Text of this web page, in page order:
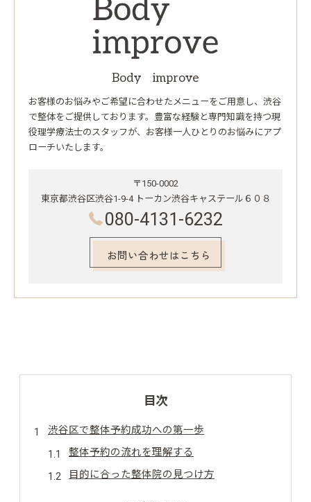
Body improve
お客様のお悩みやご希望に合わせたメニューをご用意し、渋谷
で整体をご提供しております。豊富な経験と専門知識を持つ現
役理学療法士のスタッフが、お客様一人ひとりのお悩みにアプ
ローチいたします。
〒150-0002
東京都渋谷区渋谷1-9-4 トーカン渋谷キャステール６０８
080-4131-6232
お問い合わせはこちら
目次
渋谷区で整体予約成功への第一歩
整体予約の流れを理解する
目的に合った整体院の見つけ方